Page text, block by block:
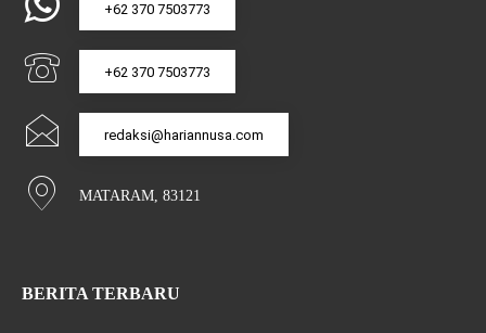
+62 370 7503773
+62 370 7503773
redaksi@hariannusa.com
MATARAM, 83121
BERITA TERBARU